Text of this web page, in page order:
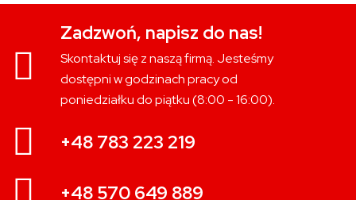
Zadzwoń, napisz do nas!
Skontaktuj się z naszą firmą. Jesteśmy
dostępni w godzinach pracy od
poniedziałku do piątku (8:00 - 16:00).
+48 783 223 219
+48 570 649 889